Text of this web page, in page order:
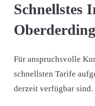
Schnellstes
Für anspruchsvolle
schnellsten Tarife
derzeit verfügbar sind.